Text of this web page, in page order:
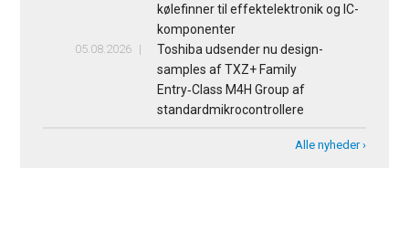
kølefinner til effektelektronik og IC-
komponenter
05.08.2026
Toshiba udsender nu design-
samples af TXZ+ Family
Entry‑Class M4H Group af
standardmikrocontrollere
Alle nyheder ›